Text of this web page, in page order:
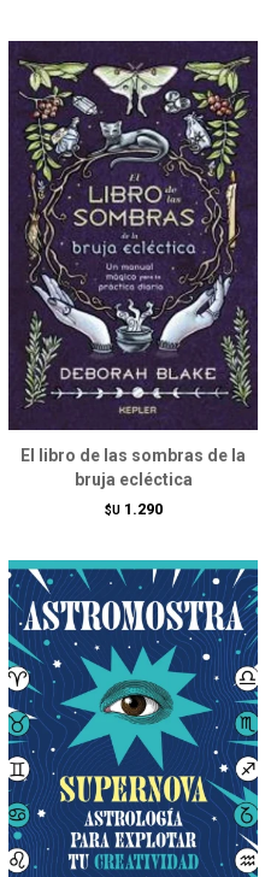
El libro de las sombras de la
bruja ecléctica
$U 1.290